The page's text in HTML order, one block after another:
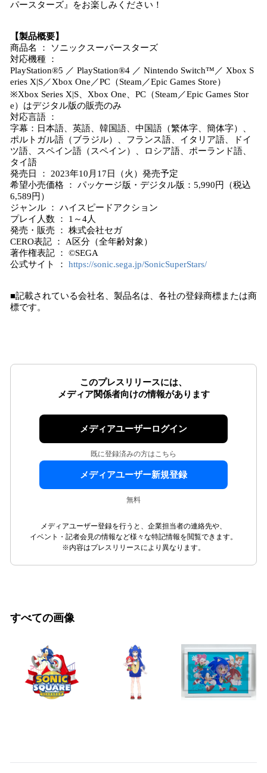
パースターズ』をお楽しみください！
【製品概要】
商品名 ： ソニックスーパースターズ
対応機種 ：
PlayStation®5 ／ PlayStation®4 ／ Nintendo Switch™／ Xbox S
eries X|S／Xbox One／PC（Steam／Epic Games Store）
※Xbox Series X|S、Xbox One、PC（Steam／Epic Games Stor
e）はデジタル版の販売のみ
対応言語 ：
字幕：日本語、英語、韓国語、中国語（繁体字、簡体字）、
ポルトガル語（ブラジル）、フランス語、イタリア語、ドイ
ツ語、スペイン語（スペイン）、ロシア語、ポーランド語、
タイ語
発売日 ： 2023年10月17日（火）発売予定
希望小売価格 ： パッケージ版・デジタル版：5,990円（税込
6,589円）
ジャンル ： ハイスピードアクション
プレイ人数 ： 1～4人
発売・販売 ： 株式会社セガ
CERO表記 ： A区分（全年齢対象）
著作権表記 ： ©SEGA
公式サイト ： https://sonic.sega.jp/SonicSuperStars/
■記載されている会社名、製品名は、各社の登録商標または商
標です。
このプレスリリースには、
メディア関係者向けの情報があります
メディアユーザーログイン
既に登録済みの方はこちら
メディアユーザー新規登録
無料
メディアユーザー登録を行うと、企業担当者の連絡先や、
イベント・記者会見の情報など様々な特記情報を閲覧できます。
※内容はプレスリリースにより異なります。
すべての画像